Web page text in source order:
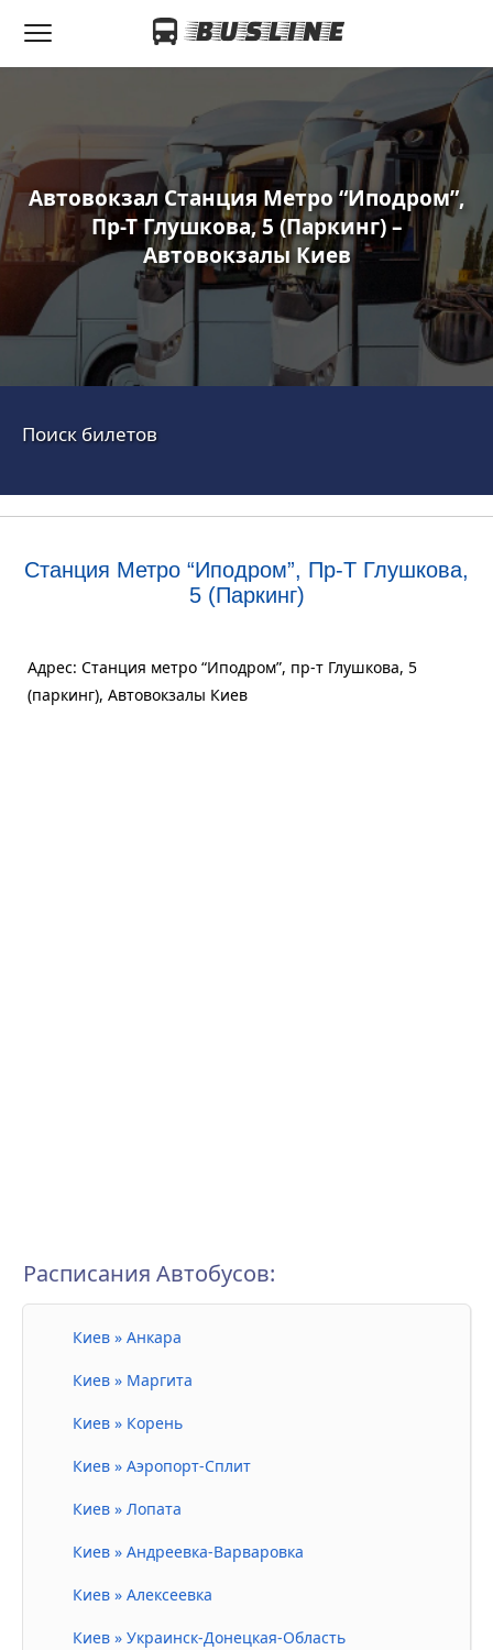
Автовокзал Станция Метро “Иподром”,
Пр-Т Глушкова, 5 (паркинг) –
Автовокзалы Киев
Поиск билетов
Станция Метро “Иподром”, Пр-Т Глушкова,
5 (паркинг)
Адрес: Станция метро “Иподром”, пр-т Глушкова, 5
(паркинг), Автовокзалы Киев
Расписания Автобусов:
Киев » Анкара
Киев » Маргита
Киев » Корень
Киев » Аэропорт-Сплит
Киев » Лопата
Киев » Андреевка-Варваровка
Киев » Алексеевка
Киев » Украинск-Донецкая-Область